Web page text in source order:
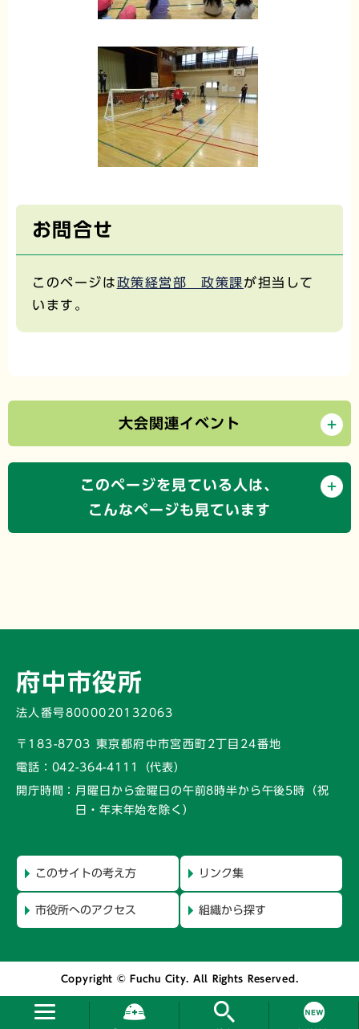
お問合せ
このページは政策経営部 政策課が担当して
います。
大会関連イベント
このページを見ている人は、
こんなページも見ています
府中市役所
法人番号8000020132063
〒183-8703 東京都府中市宮西町2丁目24番地
電話： 042-364-4111（代表）
開庁時間： 月曜日から金曜日の午前8時半から午後5時 （祝
日・年末年始を除く）
このサイトの考え方 リンク集
市役所へのアクセス 組織から探す
Copyright © Fuchu City. All Rights Reserved.